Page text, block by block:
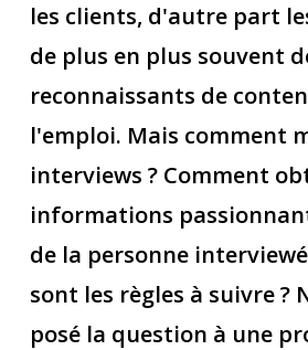
les clients, d'autre part
de plus en plus souvent
reconnaissants de
l'emploi. Mais comment
interviews ? Comment
informations
de la personne
sont les règles à suivre ?
posé la question à une